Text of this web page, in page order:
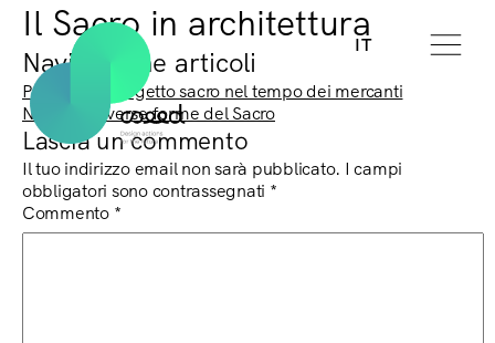
IT
Il Sacro in architettura
Navigazione articoli
Previous:
Il progetto sacro nel tempo dei mercanti
Next:
Le diverse forme del Sacro
Lascia un commento
Il tuo indirizzo email non sarà pubblicato. I campi
obbligatori sono contrassegnati *
Commento *